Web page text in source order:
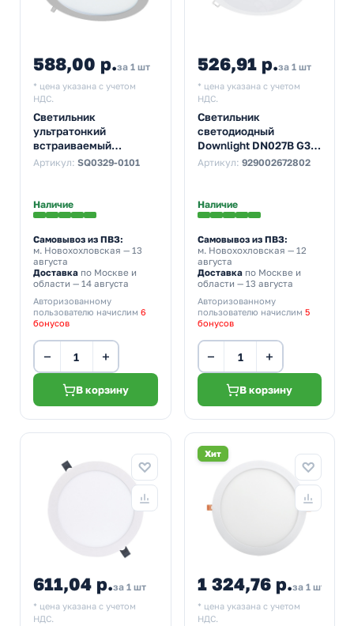
588,00 р.за 1 шт
* цена указана с учетом
НДС.
Светильник
ультратонкий
встраиваемый
светодиодный TDM
Артикул: SQ0329-0101
Наличие
Самовывоз из ПВЗ:
м. Новохохловская — 13
августа
Доставка по Москве и
области — 14 августа
Авторизованному
пользователю начислим 6
бонусов
− +
В корзину
526,91 р.за 1 шт
* цена указана с учетом
НДС.
Светильник
светодиодный
Downlight DN027B G3
LED9 NW 9W 4000K
Артикул: 929002672802
Наличие
Самовывоз из ПВЗ:
м. Новохохловская — 12
августа
Доставкапо Москве и
области — 13 августа
Авторизованному
пользователю начислим 5
бонусов
− +
В корзину
611,04 р.за 1 шт
* цена указана с учетом
НДС.
Хит
1 324,76 р.за 1 шт
* цена указана с учетом
НДС.